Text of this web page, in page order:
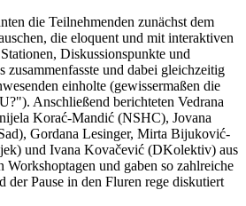
die Teilnehmenden zunächst dem
die eloquent und mit interaktiven
Diskussionspunkte und
zusammenfasste und dabei gleichzeitig
einholte (gewissermaßen die
Anschließend berichteten Vedrana
Korać-Mandić (NSHC), Jovana
Gordana Lesinger, Mirta Bijuković-
und Ivana Kovačević (DKolektiv) aus
Workshoptagen und gaben so zahlreiche
der Pause in den Fluren rege diskutiert